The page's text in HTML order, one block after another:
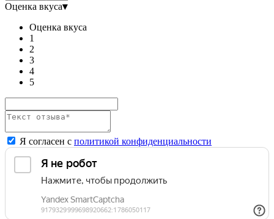
Оценка вкуса▾
Оценка вкуса
1
2
3
4
5
Я согласен с политикой конфиденциальности